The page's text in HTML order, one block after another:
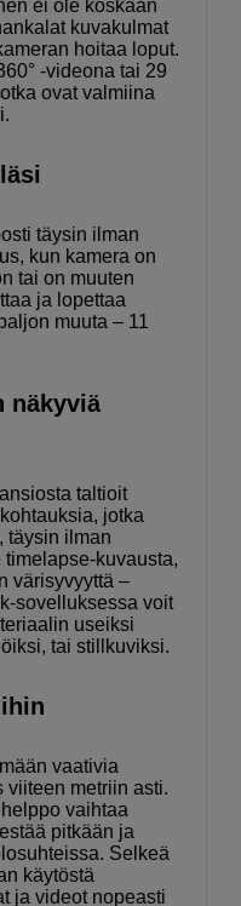
ei ole koskaan
kuvakulmat
hoitaa loput.
-videona tai 29
ovat valmiina
täysin ilman
kun kamera on
tai on muuten
ja lopettaa
muuta – 11
näkyviä
taltioit
jotka
täysin ilman
kuvausta,
värisyvyyttä –
sovelluksessa voit
useiksi
tai stillkuviksi.
vaativia
viiteen metriin asti.
vaihtaa
pitkään ja
Selkeä
käytöstä
ja videot nopeasti